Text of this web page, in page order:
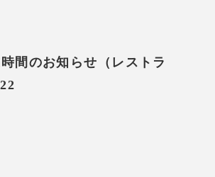
間のお知らせ（レストラ